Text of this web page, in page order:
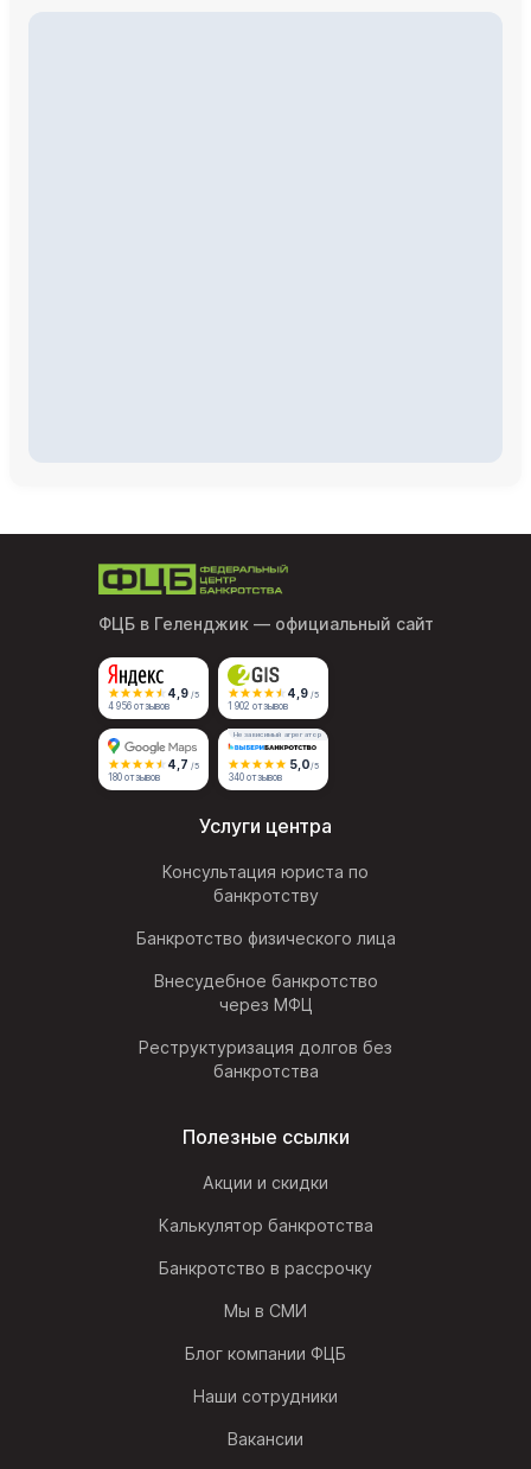
ФЦБ в Геленджик— официальный сайт
4,9 /5
4 956 отзывов
4,9 /5
1 902 отзывов
4,7 /5
180 отзывов
Независимый агрегатор
5,0/5
340 отзывов
Услуги центра
Консультация юриста по
банкротству
Банкротство физического лица
Внесудебное банкротство
через МФЦ
Реструктуризация долгов без
банкротства
Полезные ссылки
Акции и скидки
Калькулятор банкротства
Банкротство в рассрочку
Мы в СМИ
Блог компании ФЦБ
Наши сотрудники
Вакансии